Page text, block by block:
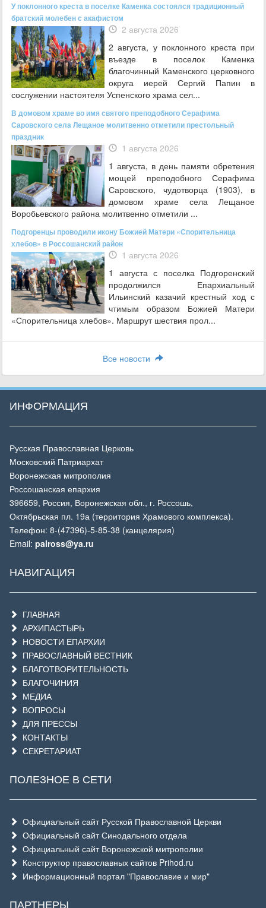
У поклонного креста в поселке Каменка состоялся традиционный
братский молебен с акафистом
2 августа 2026
2 августа, у поклонного креста при
въезде в поселок Каменка
благочинный Каменского церковного
округа иерей Сергий Папин в
сослужении настоятеля Успенского храма сел...
В домовом храме во имя святого преподобного Серафима
Саровского села Лещаное молитвенно отметили престольный
праздник
1 августа 2026
1 августа, в день памяти обретения
мощей преподобного Серафима
Саровского, чудотворца (1903), в
домовом храме села Лещаное
Воробьевского района молитвенно отметили ...
Подгоренцы проводили икону Божией Матери «Спорительница
хлебов» в Россошанский район
1 августа 2026
1 августа с поселка Подгоренский
продолжился Епархиальный
Ильинский казачий крестный ход с
чтимым образом Божией Матери
«Спорительница хлебов». Маршрут шествия прол...
Все новости
ИНФОРМАЦИЯ
Русская Православная Церковь
Московский Патриархат
Воронежская митрополия
Россошанская епархия
396659, Россия, Воронежская обл., г. Россошь,
Октябрьская пл. 19а (территория Храмового комплекса).
Телефон: 8-(47396)-5-85-38 (канцелярия)
Email: palross@ya.ru
НАВИГАЦИЯ
ГЛАВНАЯ
АРХИПАСТЫРЬ
НОВОСТИ ЕПАРХИИ
ПРАВОСЛАВНЫЙ ВЕСТНИК
БЛАГОТВОРИТЕЛЬНОСТЬ
БЛАГОЧИНИЯ
МЕДИА
ВОПРОСЫ
ДЛЯ ПРЕССЫ
КОНТАКТЫ
СЕКРЕТАРИАТ
ПОЛЕЗНОЕ В СЕТИ
Официальный сайт Русской Православной Церкви
Официальный сайт Синодального отдела
Официальный сайт Воронежской митрополии
Конструктор православных сайтов Prihod.ru
Информационный портал "Православие и мир"
ПАРТНЕРЫ